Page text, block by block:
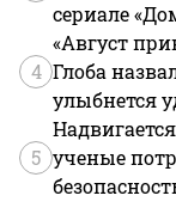
сериале
4
«Август
Глоба
улыбнется
5 ученые